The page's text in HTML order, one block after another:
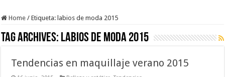
Home / Etiqueta: labios de moda 2015
Tag Archives: labios de moda 2015
Tendencias en maquillaje verano 2015